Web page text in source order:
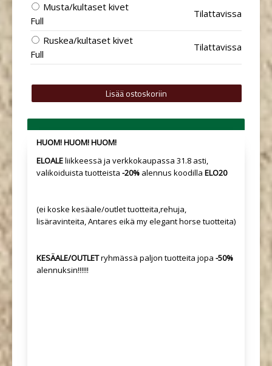
Musta/kultaset kivet
Full
Tilattavissa
Ruskea/kultaset kivet
Full
Tilattavissa
HUOM! HUOM! HUOM!
ELOALEliikkeessä ja verkkokaupassa 31.8 asti,
valikoiduista tuotteista -20% alennus koodilla ELO20
(ei koske kesäale/outlet tuotteita,rehuja,
lisäravinteita, Antares eikä my elegant horse tuotteita)
KESÄALE/OUTLETryhmässä paljon tuotteita jopa -50%
alennuksin!!!!!!